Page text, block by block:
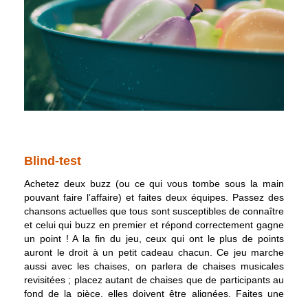
Blind-test
Achetez deux buzz (ou ce qui vous tombe sous la main
pouvant faire l’affaire) et faites deux équipes. Passez des
chansons actuelles que tous sont susceptibles de connaître
et celui qui buzz en premier et répond correctement gagne
un point ! A la fin du jeu, ceux qui ont le plus de points
auront le droit à un petit cadeau chacun. Ce jeu marche
aussi avec les chaises, on parlera de chaises musicales
revisitées ; placez autant de chaises que de participants au
fond de la pièce, elles doivent être alignées. Faites une